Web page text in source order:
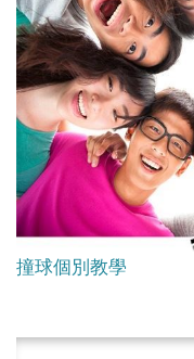
撞球個別教學